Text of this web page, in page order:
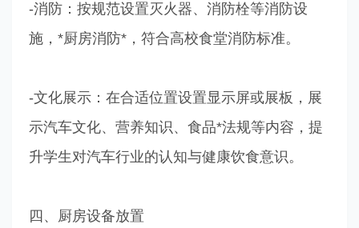
-消防：按规范设置灭火器、消防栓等消防设
施，*厨房消防*，符合高校食堂消防标准。
-文化展示：在合适位置设置显示屏或展板，展
示汽车文化、营养知识、食品*法规等内容，提
升学生对汽车行业的认知与健康饮食意识。
四、厨房设备放置